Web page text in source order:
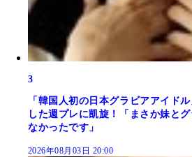
3
「韓国人初の日本グラビアアイド
した週プレに凱旋！「まさか妹と
なかったです」
2026年08月03日 20:00